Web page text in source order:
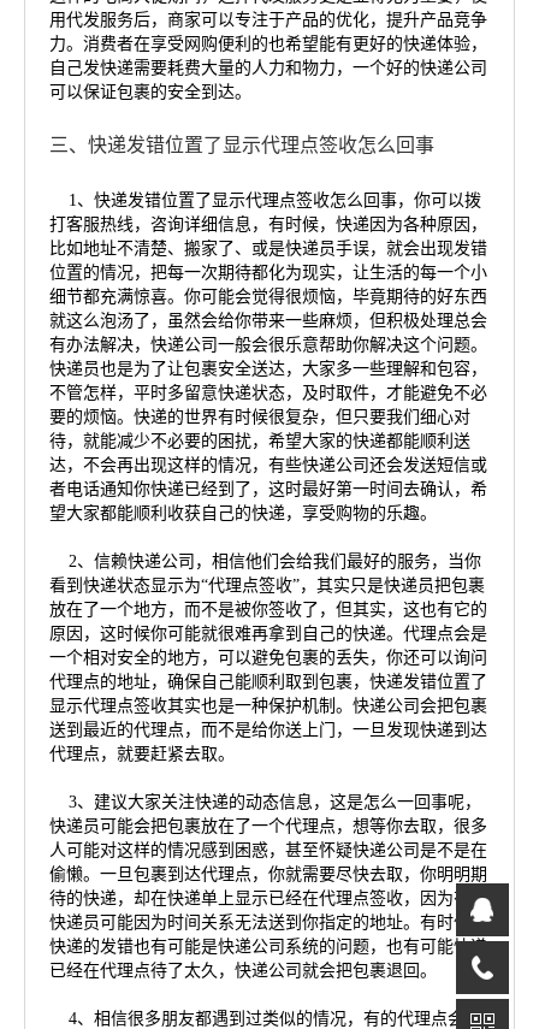
用代发服务后，商家可以专注于产品的优化，提升产品竞争
力。消费者在享受网购便利的也希望能有更好的快递体验，
自己发快递需要耗费大量的人力和物力，一个好的快递公司
可以保证包裹的安全到达。
三、快递发错位置了显示代理点签收怎么回事
1、快递发错位置了显示代理点签收怎么回事，你可以拨
打客服热线，咨询详细信息，有时候，快递因为各种原因，
比如地址不清楚、搬家了、或是快递员手误，就会出现发错
位置的情况，把每一次期待都化为现实，让生活的每一个小
细节都充满惊喜。你可能会觉得很烦恼，毕竟期待的好东西
就这么泡汤了，虽然会给你带来一些麻烦，但积极处理总会
有办法解决，快递公司一般会很乐意帮助你解决这个问题。
快递员也是为了让包裹安全送达，大家多一些理解和包容，
不管怎样，平时多留意快递状态，及时取件，才能避免不必
要的烦恼。快递的世界有时候很复杂，但只要我们细心对
待，就能减少不必要的困扰，希望大家的快递都能顺利送
达，不会再出现这样的情况，有些快递公司还会发送短信或
者电话通知你快递已经到了，这时最好第一时间去确认，希
望大家都能顺利收获自己的快递，享受购物的乐趣。
2、信赖快递公司，相信他们会给我们最好的服务，当你
看到快递状态显示为“代理点签收”，其实只是快递员把包裹
放在了一个地方，而不是被你签收了，但其实，这也有它的
原因，这时候你可能就很难再拿到自己的快递。代理点会是
一个相对安全的地方，可以避免包裹的丢失，你还可以询问
代理点的地址，确保自己能顺利取到包裹，快递发错位置了
显示代理点签收其实也是一种保护机制。快递公司会把包裹
送到最近的代理点，而不是给你送上门，一旦发现快递到达
代理点，就要赶紧去取。
3、建议大家关注快递的动态信息，这是怎么一回事呢，
快递员可能会把包裹放在了一个代理点，想等你去取，很多
人可能对这样的情况感到困惑，甚至怀疑快递公司是不是在
偷懒。一旦包裹到达代理点，你就需要尽快去取，你明明期
待的快递，却在快递单上显示已经在代理点签收，因为有时
快递员可能因为时间关系无法送到你指定的地址。有时候，
快递的发错也有可能是快递公司系统的问题，也有可能快递
已经在代理点待了太久，快递公司就会把包裹退回。
4、相信很多朋友都遇到过类似的情况，有的代理点会收